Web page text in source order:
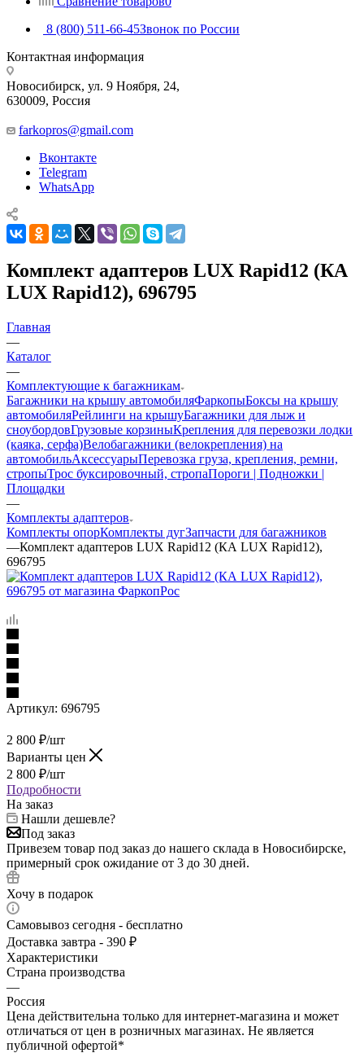
8 (800) 511-66-45Звонок по России
Контактная информация
Новосибирск, ул. 9 Ноября, 24,
630009, Россия
farkopros@gmail.com
Вконтакте
Telegram
WhatsApp
Комплект адаптеров LUX Rapid12 (КА
LUX Rapid12), 696795
Главная
—
Каталог
—
Комплектующие к багажникам
Багажники на крышу автомобиляФаркопыБоксы на крышу
автомобиляРейлинги на крышуБагажники для лыж и
сноубордовГрузовые корзиныКрепления для перевозки лодки
(каяка, серфа)Велобагажники (велокрепления) на
автомобильАксессуарыПеревозка груза, крепления, ремни,
стропыТрос буксировочный, стропаПороги | Подножки |
Площадки
—
Комплекты адаптеров
Комплекты опорКомплекты дугЗапчасти для багажников
—Комплект адаптеров LUX Rapid12 (КА LUX Rapid12),
696795
Артикул: 696795
2 800 ₽/шт
Варианты цен
2 800 ₽/шт
Подробности
На заказ
Нашли дешевле?
Под заказ
Привезем товар под заказ до нашего склада в Новосибирске,
примерный срок ожидание от 3 до 30 дней.
Хочу в подарок
Самовывоз сегодня - бесплатно
Доставка завтра - 390 ₽
Характеристики
Страна производства
—
Россия
Цена действительна только для интернет-магазина и может
отличаться от цен в розничных магазинах. Не является
публичной офертой*